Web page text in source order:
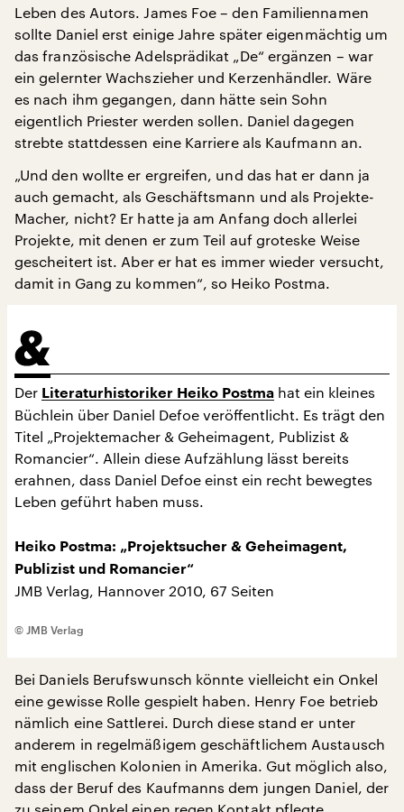
Leben des Autors. James Foe – den Familiennamen
sollte Daniel erst einige Jahre später eigenmächtig um
das französische Adelsprädikat „De“ ergänzen – war
ein gelernter Wachszieher und Kerzenhändler. Wäre
es nach ihm gegangen, dann hätte sein Sohn
eigentlich Priester werden sollen. Daniel dagegen
strebte stattdessen eine Karriere als Kaufmann an.
„Und den wollte er ergreifen, und das hat er dann ja
auch gemacht, als Geschäftsmann und als Projekte-
Macher, nicht? Er hatte ja am Anfang doch allerlei
Projekte, mit denen er zum Teil auf groteske Weise
gescheitert ist. Aber er hat es immer wieder versucht,
damit in Gang zu kommen“, so Heiko Postma.
Der Literaturhistoriker Heiko Postma hat ein kleines
Büchlein über Daniel Defoe veröffentlicht. Es trägt den
Titel „Projektemacher & Geheimagent, Publizist &
Romancier“. Allein diese Aufzählung lässt bereits
erahnen, dass Daniel Defoe einst ein recht bewegtes
Leben geführt haben muss.
Heiko Postma: „Projektsucher & Geheimagent,
Publizist und Romancier“
JMB Verlag, Hannover 2010, 67 Seiten
© JMB Verlag
Bei Daniels Berufswunsch könnte vielleicht ein Onkel
eine gewisse Rolle gespielt haben. Henry Foe betrieb
nämlich eine Sattlerei. Durch diese stand er unter
anderem in regelmäßigem geschäftlichem Austausch
mit englischen Kolonien in Amerika. Gut möglich also,
dass der Beruf des Kaufmanns dem jungen Daniel, der